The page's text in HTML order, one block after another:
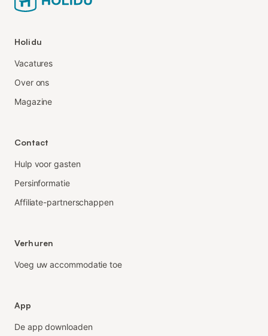
Holidu
Vacatures
Over ons
Magazine
Contact
Hulp voor gasten
Persinformatie
Affiliate-partnerschappen
Verhuren
Voeg uw accommodatie toe
App
De app downloaden